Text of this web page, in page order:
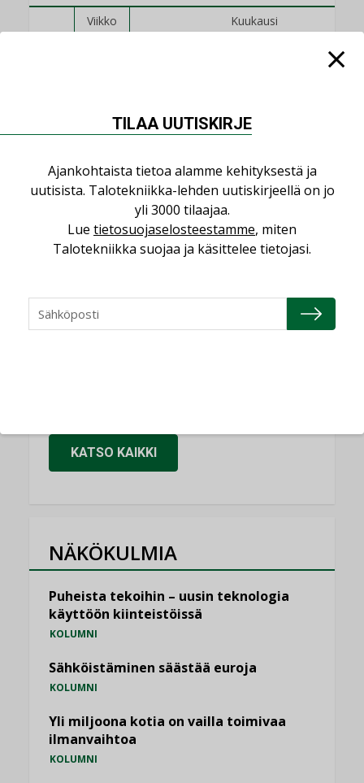
Viikko Kuukausi
Jarno Hacklin Cervin yrityskaupasta:
”Asiakkaat hakevat kumppaneita, jotka
saman katon alle”
AJANKOHTAISTA
Sähköistyminen kasvaa voimakkaasti:
”Tulevat kilpailuedut syntyvät, kun
erilliset teknologiat tuodaan yhteen”
Kaivamattomat menetelmät
vakiinnuttavat asemansa taloyhtiöissä
KATSO KAIKKI
NÄKÖKULMIA
Puheista tekoihin – uusin teknologia
käyttöön kiinteistöissä
KOLUMNI
Sähköistäminen säästää euroja
KOLUMNI
Yli miljoona kotia on vailla toimivaa
ilmanvaihtoa
KOLUMNI
TILAA UUTISKIRJE
Ajankohtaista tietoa alamme kehityksestä ja
uutisista. Talotekniikka-lehden uutiskirjeellä on jo
yli 3000 tilaajaa.
Lue tietosuojaselosteestamme, miten
Talotekniikka suojaa ja käsittelee tietojasi.